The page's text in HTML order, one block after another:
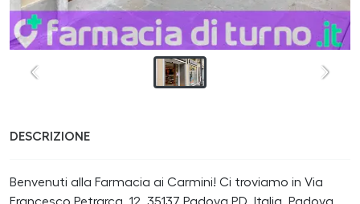
DESCRIZIONE
Benvenuti alla Farmacia ai Carmini! Ci troviamo in Via